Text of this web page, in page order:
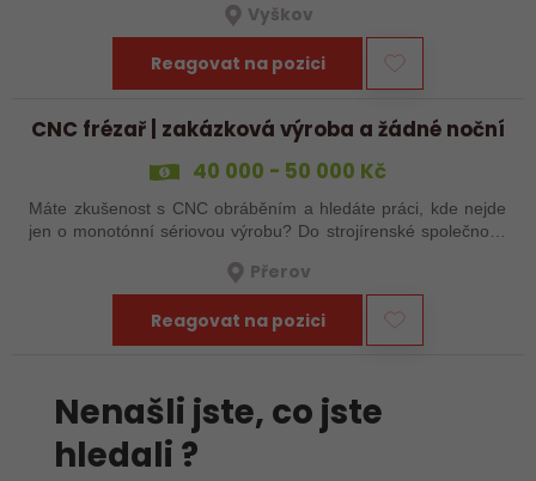
Vyškov
Reagovat na pozici
CNC frézař | zakázková výroba a žádné noční
40 000 - 50 000 Kč
Máte zkušenost s CNC obráběním a hledáte práci, kde nejde
jen o monotónní sériovou výrobu? Do strojírenské společnosti
Přerov
Reagovat na pozici
Nenašli jste, co jste
hledali ?